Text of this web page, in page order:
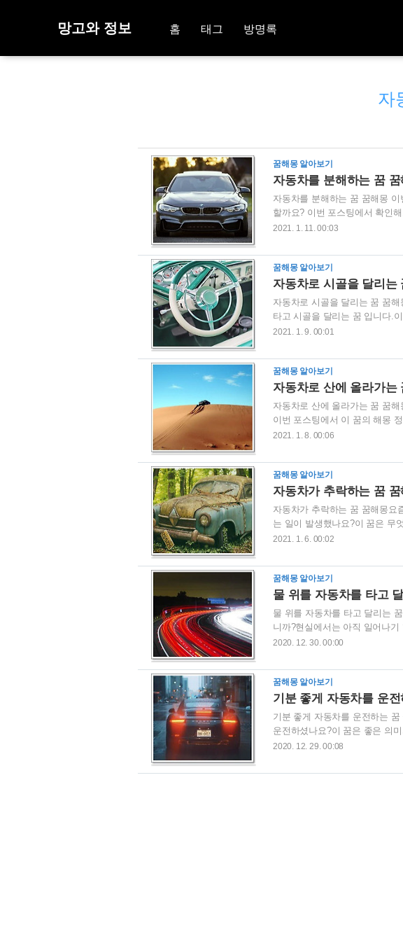
망고와 정보 홈 태그 방명록
자
꿈해몽 알아보기
자동차를 분해하는 꿈 꿈
자동차를 분해하는 꿈 꿈해몽
할까요? 이번 포스팅에서 확인
나타내주는 꿈 입니다. 이 꿈은
고 시간과 노력을 들여 도전해
다. 자동차를 분해하는 것이 학
2021. 1. 11. 00:03
꿈해몽 알아보기
자동차로 시골을 달리는
자동차로 시골을 달리는 꿈 꿈
타고 시골을 달리는 꿈 입니다.
골을 달리는 꿈은 업무 성과가
인정을 받는 것을 나타냅니다.
를 얻도록 하십시오.이번 포스팅
2021. 1. 9. 00:01
꿈해몽 알아보기
자동차로 산에 올라가는
자동차로 산에 올라가는 꿈 꿈
이번 포스팅에서 이 꿈의 해몽
치에서 승진 및 출세 가도를 달
당선을 기해대도 좋을 꿈 입니
좋을 것 같습니다. 자동차로 끝
2021. 1. 8. 00:06
꿈해몽 알아보기
자동차가 추락하는 꿈
자동차가 추락하는 꿈 꿈해몽요
는 일이 발생했나요?이 꿈은 무
하는 꿈은 추진중인 일에 문제
겪거나 힘들어지는 것을 뜻합니
했던 일에 장애가 생겨 당황하
2021. 1. 6. 00:02
꿈해몽 알아보기
물 위를 자동차를 타고
물 위를 자동차를 타고 달리는
니까?현실에서는 아직 일어나
알아보겠습니다. ★ 물위로 자동
하는 일마다 좋은 결과가 따라
동안 생각해 두었던 것을 바로
2020. 12. 30. 00:00
꿈해몽 알아보기
기분 좋게 자동차를 운
기분 좋게 자동차를 운전하는
운전하셨나요?이 꿈은 좋은 의
를 운전하는 꿈 지난 밤 기분 좋
니다.가정이 화목하고 본인이
있듯이 집안이 안정되면 집 밖
2020. 12. 29. 00:08